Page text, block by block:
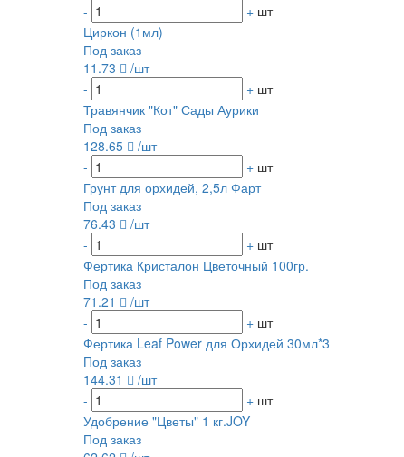
-
+ шт
Циркон (1мл)
Под заказ
11.73
/шт
-
+ шт
Травянчик "Кот" Сады Аурики
Под заказ
128.65
/шт
-
+ шт
Грунт для орхидей, 2,5л Фарт
Под заказ
76.43
/шт
-
+ шт
Фертика Кристалон Цветочный 100гр.
Под заказ
71.21
/шт
-
+ шт
Фертика Leaf Power для Орхидей 30мл*3
Под заказ
144.31
/шт
-
+ шт
Удобрение "Цветы" 1 кг.JOY
Под заказ